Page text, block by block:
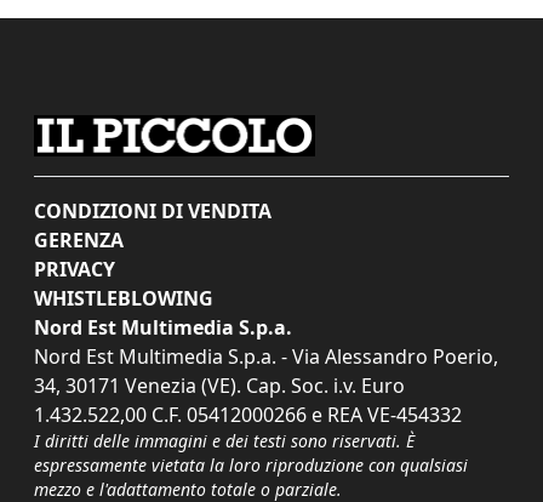
CONDIZIONI DI VENDITA
GERENZA
PRIVACY
WHISTLEBLOWING
Nord Est Multimedia S.p.a.
Nord Est Multimedia S.p.a. - Via Alessandro Poerio,
34, 30171 Venezia (VE). Cap. Soc. i.v. Euro
1.432.522,00 C.F. 05412000266 e REA VE-454332
I diritti delle immagini e dei testi sono riservati. È
espressamente vietata la loro riproduzione con qualsiasi
mezzo e l'adattamento totale o parziale.